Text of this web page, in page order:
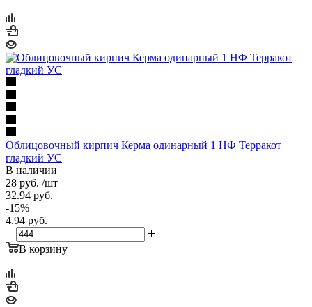
Облицовочный кирпич Керма одинарный 1 НФ Терракот
гладкий УС
В наличии
28 руб. /шт
32.94 руб.
-15%
4.94 руб.
В корзину